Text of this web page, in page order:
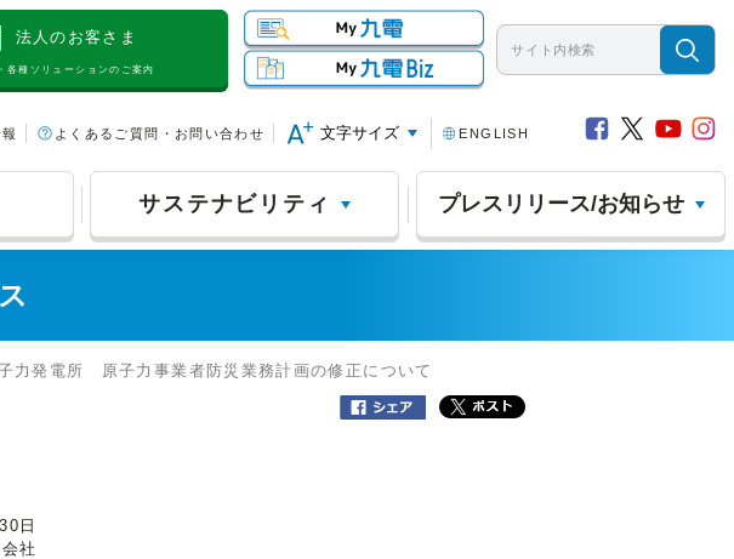
法人のお客さま
各種ソリューションのご案内
よくあるご質問・お問い合わせ 文字サイズ ENGLISH
サステナビリティ プレスリリース/お知らせ
力発電所 原子力事業者防災業務計画の修正について
日
社